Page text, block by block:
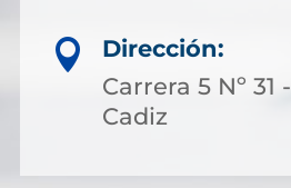

Dirección:
Carrera 5 Nº 31
Cadiz